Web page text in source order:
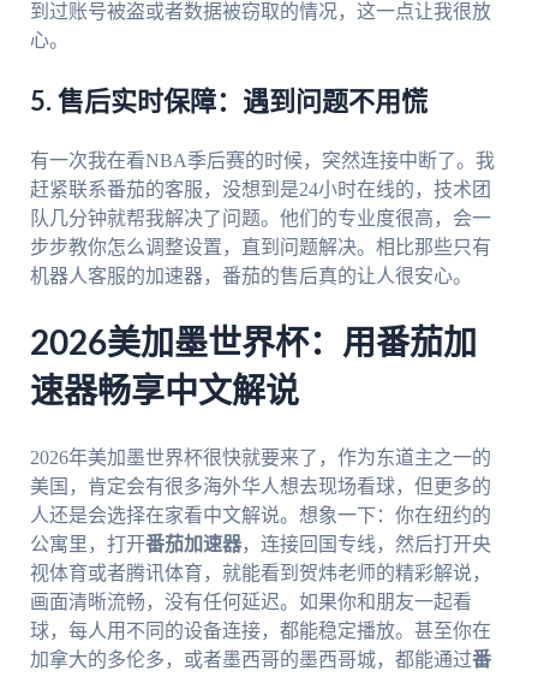
到过账号被盗或者数据被窃取的情况，这一点让我很放
心。
5. 售后实时保障：遇到问题不用慌
有一次我在看NBA季后赛的时候，突然连接中断了。我
赶紧联系番茄的客服，没想到是24小时在线的，技术团
队几分钟就帮我解决了问题。他们的专业度很高，会一
步步教你怎么调整设置，直到问题解决。相比那些只有
机器人客服的加速器，番茄的售后真的让人很安心。
2026美加墨世界杯：用番茄加
速器畅享中文解说
2026年美加墨世界杯很快就要来了，作为东道主之一的
美国，肯定会有很多海外华人想去现场看球，但更多的
人还是会选择在家看中文解说。想象一下：你在纽约的
公寓里，打开番茄加速器，连接回国专线，然后打开央
视体育或者腾讯体育，就能看到贺炜老师的精彩解说，
画面清晰流畅，没有任何延迟。如果你和朋友一起看
球，每人用不同的设备连接，都能稳定播放。甚至你在
加拿大的多伦多，或者墨西哥的墨西哥城，都能通过番